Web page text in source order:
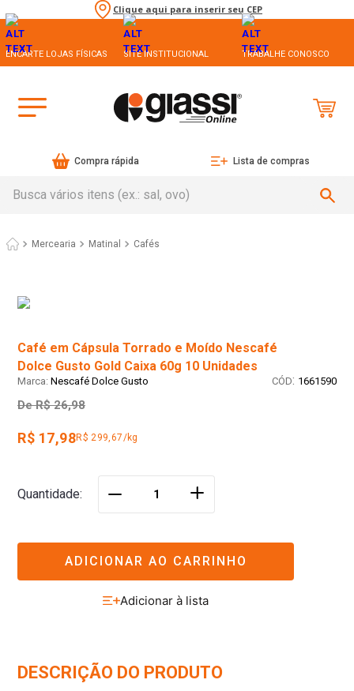
Clique aqui para inserir seu CEP
ENCARTE LOJAS FÍSICAS SITE INSTITUCIONAL TRABALHE CONOSCO
Compra rápida Lista de compras
Mercearia Matinal Cafés
Café em Cápsula Torrado e Moído Nescafé
Dolce Gusto Gold Caixa 60g 10 Unidades
Nescafé Dolce Gusto : 1661590
De R$ 26,98
R$ 17,98R$ 299,67/kg
Quantidade ＋
ADICIONAR AO CARRINHO
DESCRIÇÃO DO PRODUTO